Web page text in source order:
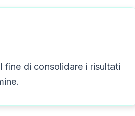
fine di consolidare i risultati